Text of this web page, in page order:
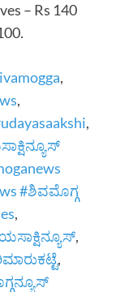
– Rs 140
,
,
,
#ಶಿವಮೊಗ್ಗ
,
,
,